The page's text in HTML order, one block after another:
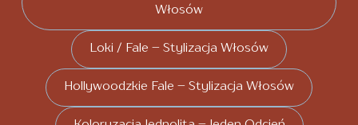
Włosów
Loki / Fale – Stylizacja Włosów
Hollywoodzkie Fale – Stylizacja Włosów